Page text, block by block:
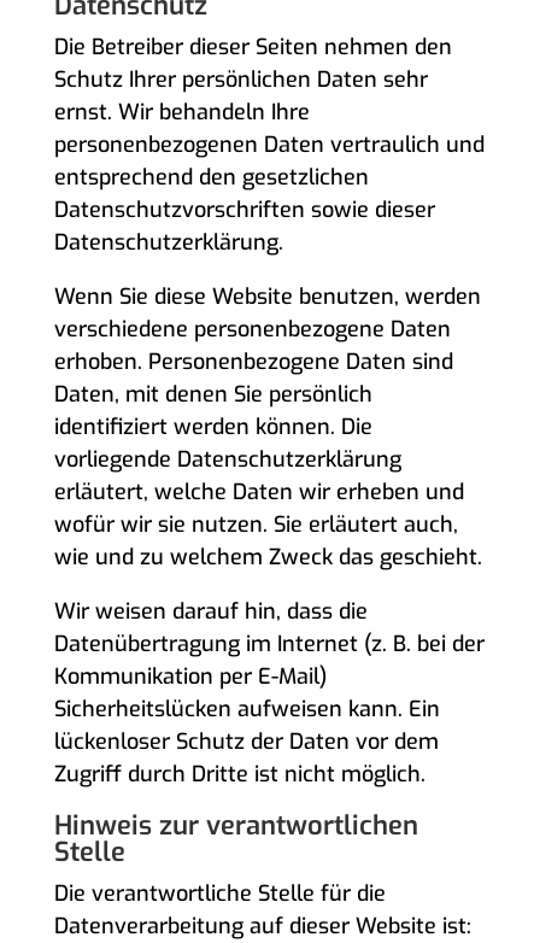
Die Betreiber dieser Seiten nehmen den
Schutz Ihrer persönlichen Daten sehr
ernst. Wir behandeln Ihre
personenbezogenen Daten vertraulich und
entsprechend den gesetzlichen
Datenschutzvorschriften sowie dieser
Datenschutzerklärung.
Wenn Sie diese Website benutzen, werden
verschiedene personenbezogene Daten
erhoben. Personenbezogene Daten sind
Daten, mit denen Sie persönlich
identifiziert werden können. Die
vorliegende Datenschutzerklärung
erläutert, welche Daten wir erheben und
wofür wir sie nutzen. Sie erläutert auch,
wie und zu welchem Zweck das geschieht.
Wir weisen darauf hin, dass die
Datenübertragung im Internet (z. B. bei der
Kommunikation per E-Mail)
Sicherheitslücken aufweisen kann. Ein
lückenloser Schutz der Daten vor dem
Zugriff durch Dritte ist nicht möglich.
Hinweis zur verantwortlichen
Stelle
Die verantwortliche Stelle für die
Datenverarbeitung auf dieser Website ist: